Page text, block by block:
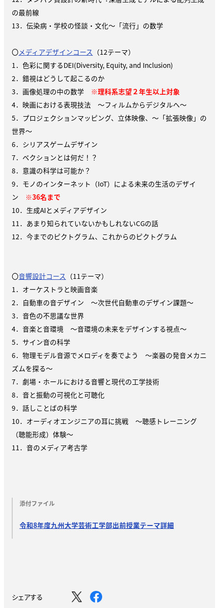
の最前線
13．伝染病・学校の怪談・⽂化〜「流⾏」の数学
〇 メディアデザインコース （12テーマ）
1．⾊彩に関するDEI(Diversity, Equity, and Inclusion)
2．錯視はどうして起こるのか
3．画像処理の中の数学 ※理科系志望２年生以上対象
4．映画における表現技法 ～フィルムからデジタルへ～
5．プロジェクションマッピング、立体映像、～「拡張映像」の
世界～
6．シリアスゲームデザイン
7．ベクションとは何だ！？
8．意識の科学は可能か？
9．モノのインターネット（IoT）による未来の生活のデザイ
ン ※36名まで
10．生成AIとメディアデザイン
11．あまり知られていないかもしれないCGの話
12．今までのピクトグラム、これからのピクトグラム
〇音響設計コース （11テーマ）
1．オーケストラと映画音楽
2．自動車の音デザイン ～次世代自動車のデザイン課題～
3．音色の不思議な世界
4．音楽と音環境 ～音環境の未来をデザインする視点～
5．サイン音の科学
6．物理モデル音源でメロディを奏でよう ～楽器の発音メカニ
ズムを探る～
7．劇場・ホールにおける音響と現代の工学技術
8．音と振動の可視化と可聴化
9．話しことばの科学
10．オーディオエンジニアの耳に挑戦 ～聴感トレーニング
（聴能形成）体験～
11．⾳のメディア考古学
添付ファイル
令和8年度九州大学芸術工学部出前授業テーマ詳細
シェアする